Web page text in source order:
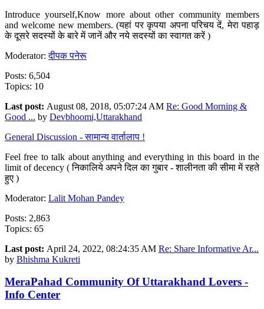
Introduce yourself,Know more about other community members
and welcome new members. (यहां पर कृपया अपना परिचय दें, मेरा पहाड़
के दूसरे सदस्यों के बारे में जानें और नये सदस्यों का स्वागत करें )
Moderator:दीपक पनेरू
Posts: 6,504
Topics: 10
Last post: August 08, 2018, 05:07:24 AM Re: Good Morning &
Good ... by Devbhoomi,Uttarakhand
General Discussion - सामान्य वार्तालाप !
Feel free to talk about anything and everything in this board in the
limit of decency ( निकालिये अपने दिल का गुबार - शालीनता की सीमा में रहते
हुए )
Moderator: Lalit Mohan Pandey
Posts: 2,863
Topics: 65
Last post: April 24, 2022, 08:24:35 AM Re: Share Informative Ar...
by Bhishma Kukreti
MeraPahad Community Of Uttarakhand Lovers -
Info Center